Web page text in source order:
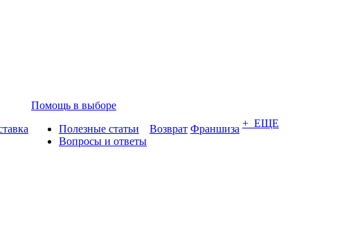
Помощь в выборе
Полезные статьи
Вопросы и ответы
Возврат Франшиза + ЕЩЕ